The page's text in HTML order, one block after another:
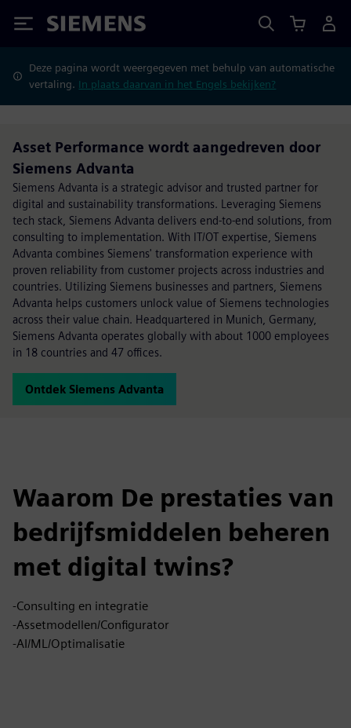
Siemens
Deze pagina wordt weergegeven met behulp van automatische
vertaling. In plaats daarvan in het Engels bekijken?
Asset Performance wordt aangedreven door
Siemens Advanta
Siemens Advanta is a strategic advisor and trusted partner for
digital and sustainability transformations. Leveraging Siemens
tech stack, Siemens Advanta delivers end-to-end solutions, from
consulting to implementation. With IT/OT expertise, Siemens
Advanta combines Siemens' transformation experience with
proven reliability from customer projects across industries and
countries. Utilizing Siemens businesses and partners, Siemens
Advanta helps customers unlock value of Siemens technologies
across their value chain. Headquartered in Munich, Germany,
Siemens Advanta operates globally with about 1000 employees
in 18 countries and 47 offices.
Ontdek Siemens Advanta
Waarom De prestaties van
bedrijfsmiddelen beheren
met digital twins?
-Consulting en integratie
-Assetmodellen/Configurator
-AI/ML/Optimalisatie